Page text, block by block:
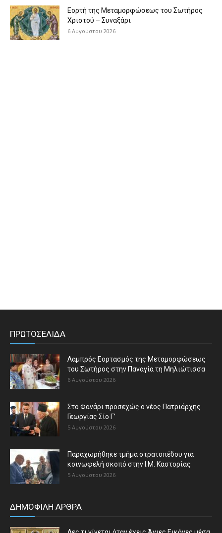
Εορτή της Μεταμορφώσεως του Σωτήρος
Χριστού – Συναξάρι
6 Αυγούστου 2026
ΠΡΩΤΟΣΕΛΙΔΑ
Λαμπρός Εορτασμός της Μεταμορφώσεως
του Σωτήρος στην Παναγία τη Μηλιώτισσα
6 Αυγούστου 2026
Στο Φανάρι προσεχώς ο νέος Πατριάρχης
Γεωργίας Σίο Γ’
5 Αυγούστου 2026
Παραχωρήθηκε τμήμα στρατοπέδου για
κοινωφελή σκοπό στην Ι.Μ. Καστορίας
5 Αυγούστου 2026
ΔΗΜΟΦΙΛΗ ΑΡΘΡΑ